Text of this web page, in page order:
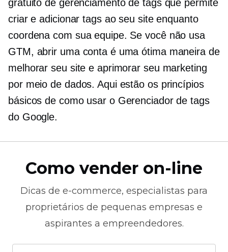
gratuito de gerenciamento de tags que permite
criar e adicionar tags ao seu site enquanto
coordena com sua equipe. Se você não usa
GTM, abrir uma conta é uma ótima maneira de
melhorar seu site e aprimorar seu marketing
por meio de dados. Aqui estão os princípios
básicos de como usar o Gerenciador de tags
do Google.
Como vender on-line
Dicas de e-commerce, especialistas para
proprietários de pequenas empresas e
aspirantes a empreendedores.